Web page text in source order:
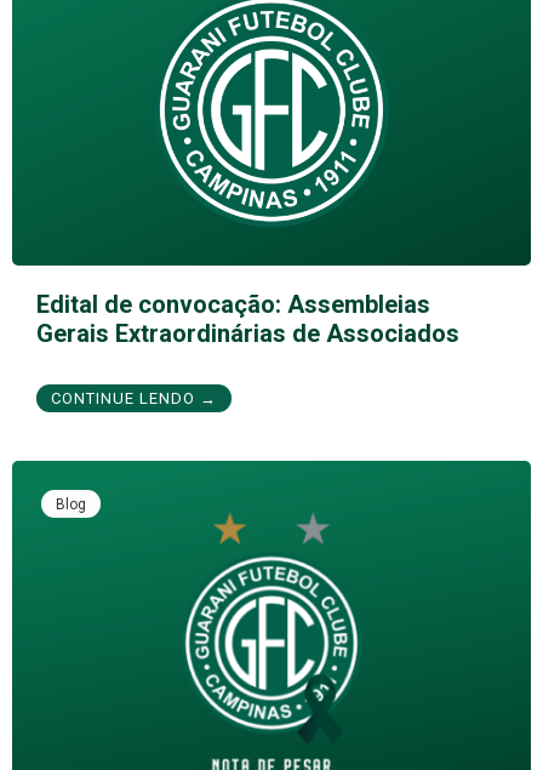
Edital de convocação: Assembleias
Gerais Extraordinárias de Associados
CONTINUE LENDO →
Blog